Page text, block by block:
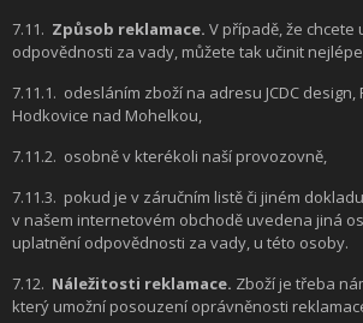
7.11. Způsob reklamace. V případě, že
odpovědnosti za vady, můžete tak učinit
7.11.1. odesláním zboží na adresu JCDC design,
Hodkovice nad Mohelkou,
7.11.2. osobně v kterékoli naší provozovně,
7.11.3. pokud je v záručním listě či jiném
v našem internetovém obchodě uvedena jiná
uplatnění odpovědnosti za vady, u této osoby.
7.12. Náležitosti reklamace. Zboží je třeba
který umožní posouzení oprávněnosti